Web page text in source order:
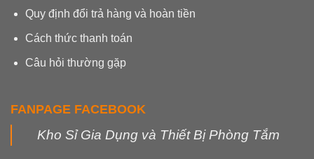
Quy định đổi trả hàng và hoàn tiền
Cách thức thanh toán
Câu hỏi thường gặp
FANPAGE FACEBOOK
Kho Sỉ Gia Dụng và Thiết Bị Phòng Tắm